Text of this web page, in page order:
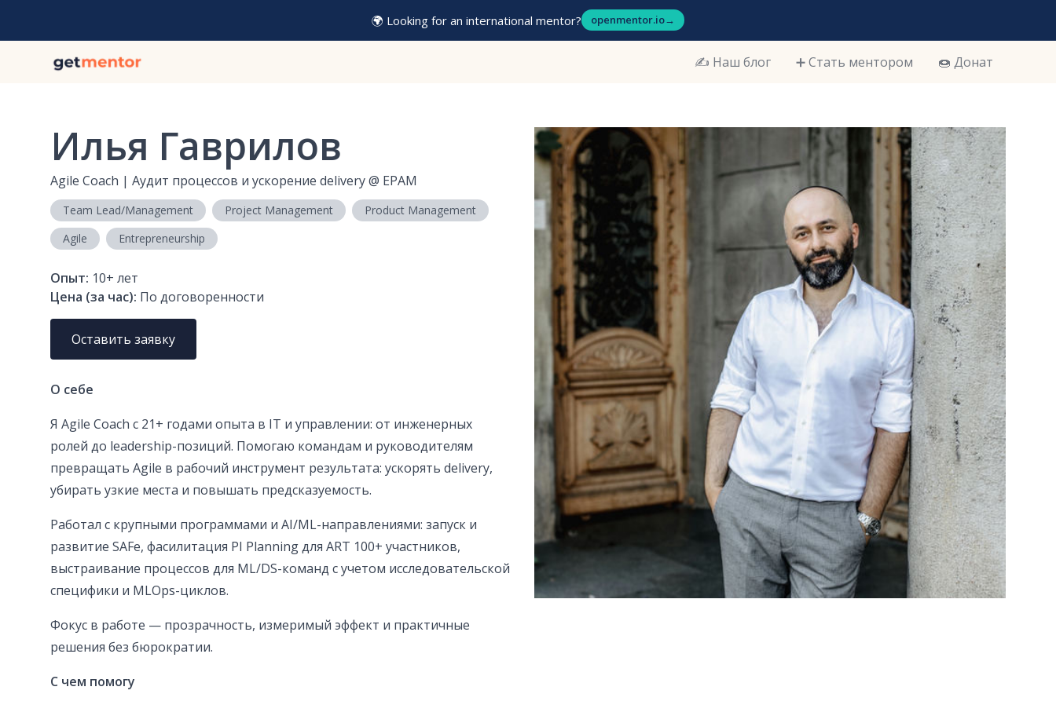
🌍 Looking for an international mentor? openmentor.io→
✍️ Наш блог ➕ Стать ментором 🍩 Донат
Илья Гаврилов
Agile Coach | Аудит процессов и ускорение delivery@ EPAM
Team Lead/Management Project Management
Product Management
Agile
Entrepreneurship
Опыт: 10+ лет
Цена (за час): По договоренности
Оставить заявку
О себе
Я Agile Coach с 21+ годами опыта в IT и управлении: от инженерных
ролей до leadership-позиций. Помогаю командам и руководителям
превращать Agile в рабочий инструмент результата: ускорять delivery,
убирать узкие места и повышать предсказуемость.
Работал с крупными программами и AI/ML-направлениями: запуск и
развитие SAFe, фасилитация PI Planning для ART 100+ участников,
выстраивание процессов для ML/DS-команд с учетом исследовательской
специфики и MLOps-циклов.
Фокус в работе — прозрачность, измеримый эффект и практичные
решения без бюрократии.
С чем помогу